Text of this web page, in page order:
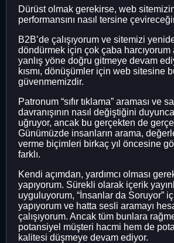
Dürüst olmak gerekirse, web
performansını nasıl tersine
B2B’de çalışıyorum ve sitemizi
döndürmek için çok çaba
yanlış yöne doğru gitmeye devam
kısmı, dönüşümler için web sitesine
güvenmemizdir.
Patronum “sıfır tıklama” araması ve
davranışının nasıl değiştiğini duyunca
uğruyor, ancak bu gerçekten de
Günümüzde insanların arama,
verme biçimleri birkaç yıl öncesine
farklı.
Kendi açımdan, yardımcı olması
yapıyorum. Sürekli olarak içerik
uyguluyorum, “İnsanlar da Soruyor”
yapıyorum ve hatta sesli aramayı
çalışıyorum. Ancak tüm bunlara
potansiyel müşteri hacmi hem de
kalitesi düşmeye devam ediyor.